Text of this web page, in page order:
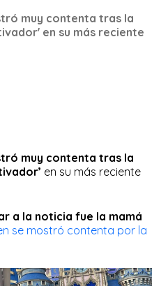
muy contenta tras la
en su más reciente
muy contenta tras la
en su más reciente
a la noticia fue la mamá
se mostró contenta por la